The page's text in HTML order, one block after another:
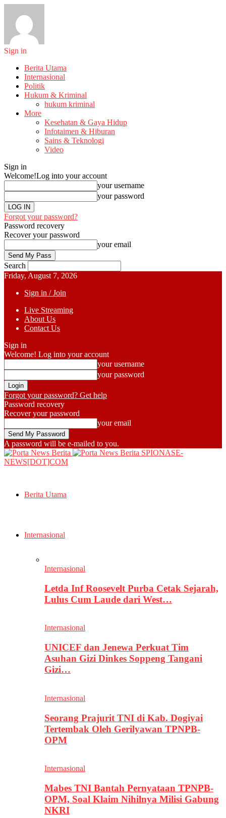
Sign in
Berita Utama
Internasional
Politik
Hukum & Kriminal
hukum kriminal
More
Kesehatan & Gaya Hidup
Infotaimen & Hiburan
Sains & Teknologi
Video
Sign in
Welcome!Log into your account
your username
your password
Forgot your password?
Password recovery
Recover your password
your email
Search
Friday, August 7, 2026
Sign in / Join
Live Streaming
About Us
Contact Us
Sign in
Welcome! Log into your account
your username
your password
Forgot your password? Get help
Password recovery
Recover your password
your email
A password will be e-mailed to you.
SPIONASE-
NEWS[DOT]COM
Berita Utama
Internasional
Internasional
Letda Inf Roosevelt Purba Cetak Sejarah,
Lulus Cum Laude dari West…
Internasional
UNICEF dan Jenewa Perkuat Tim
Asuhan Gizi Dinkes Soppeng Tangani
Gizi…
Internasional
Seorang Prajurit TNI di Kab. Dogiyai
Tertembak Oleh Gerilyawan TPNPB-
OPM
Internasional
Mabes TNI Bantah Pernyataan TPNPB-
OPM, Soal Klaim Nihilnya Milisi Gabung
NKRI